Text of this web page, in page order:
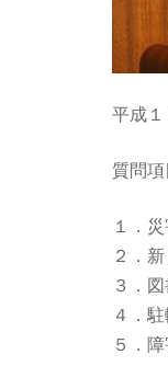
平成
質問項
１．
２．
３．
４．
５．